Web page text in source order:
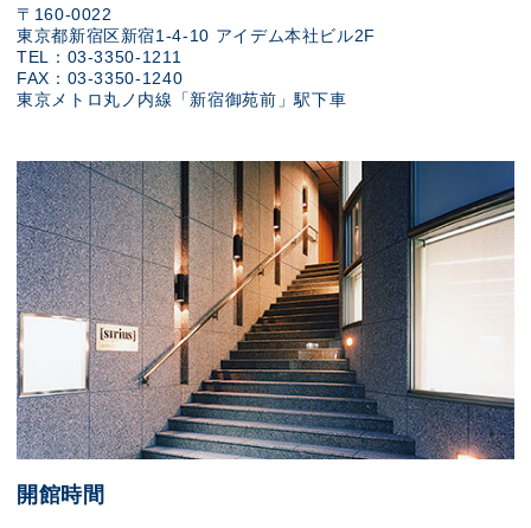
〒160-0022
東京都新宿区新宿1-4-10 アイデム本社ビル2F
TEL：03-3350-1211
FAX：03-3350-1240
東京メトロ丸ノ内線「新宿御苑前」駅下車
開館時間